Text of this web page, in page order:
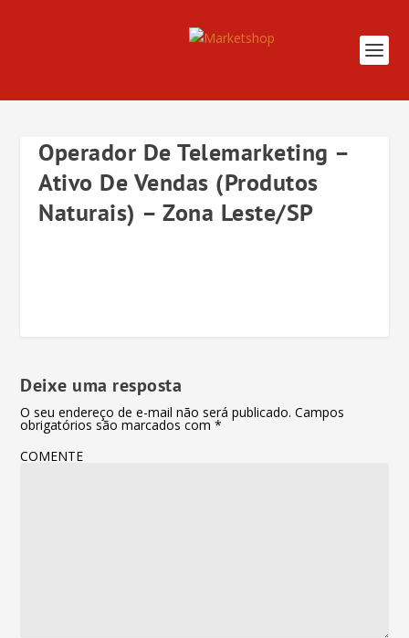
Operador De Telemarketing –
Ativo De Vendas (Produtos
Naturais) – Zona Leste/SP
Deixe uma resposta
O seu endereço de e-mail não será publicado. Campos
obrigatórios são marcados com*
COMENTE